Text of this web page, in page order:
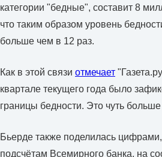
категории "бедные", составит 8
что таким образом уровень
больше чем в 12 раз.
Как в этой связи отмечает
квартале текущего года было
границы бедности. Это чуть
Бьерде также поделилась
подсчётам Всемирного банка, на